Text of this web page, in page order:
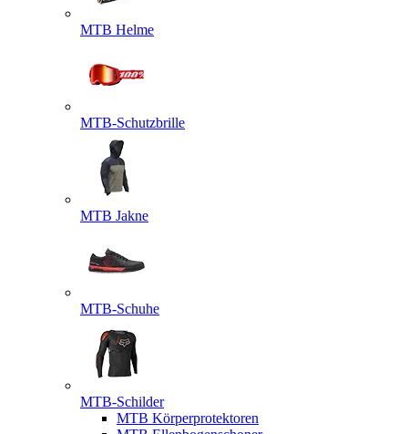
MTB Helme
MTB-Schutzbrille
MTB Jakne
MTB-Schuhe
MTB-Schilder
MTB Körperprotektoren